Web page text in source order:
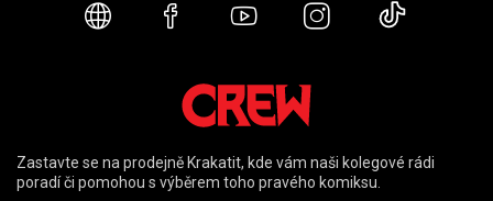
Webové stránky
FacebookYouTubeInstagram
Zastavte se na prodejně Krakatit, kde vám naši kolegové rádi
poradí či pomohou s výběrem toho pravého komiksu.